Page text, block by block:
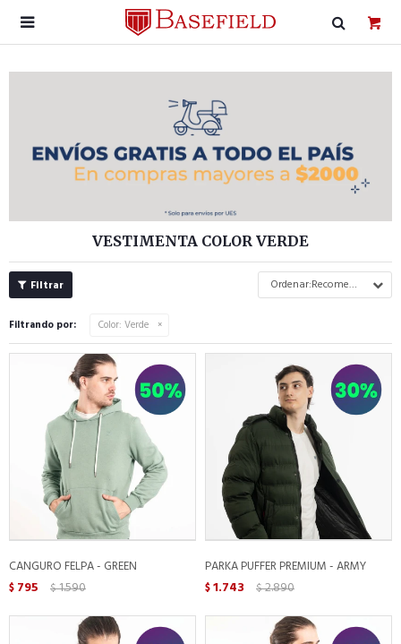

VESTIMENTA COLOR VERDE
Recomendados
Filtrando por: Color: Verde
CANGURO FELPA - GREEN
$ 795 $1.590
PARKA PUFFER PREMIUM - ARMY
$1.743 $2.890